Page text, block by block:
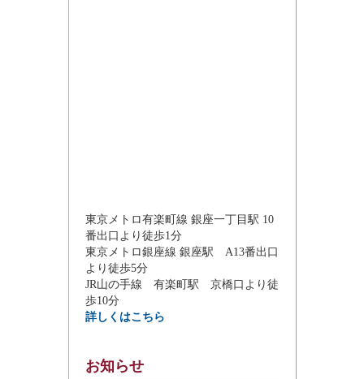
東京メトロ有楽町線 銀座一丁目駅 10
番出口より徒歩1分
東京メトロ銀座線 銀座駅 A13番出口
より徒歩5分
JR山の手線 有楽町駅 京橋口より徒
歩10分
詳しくはこちら
お知らせ